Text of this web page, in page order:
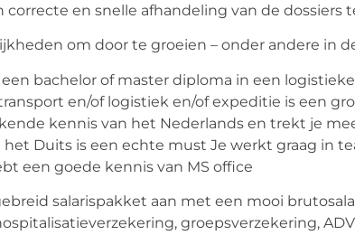
en snelle afhandeling van de dossiers
om door te groeien – onder andere in
bachelor of master diploma in een
en/of logistiek en/of expeditie is een
kennis van het Nederlands en trekt je
Duits is een echte must Je werkt graag in
een goede kennis van MS office
salarispakket aan met een mooi
groepsverzekering,